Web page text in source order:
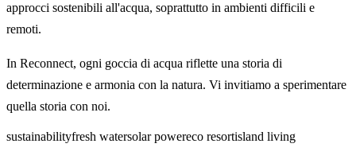
approcci sostenibili all'acqua, soprattutto in ambienti difficili e
remoti.
In Reconnect, ogni goccia di acqua riflette una storia di
determinazione e armonia con la natura. Vi invitiamo a sperimentare
quella storia con noi.
sustainabilityfresh watersolar powereco resortisland living